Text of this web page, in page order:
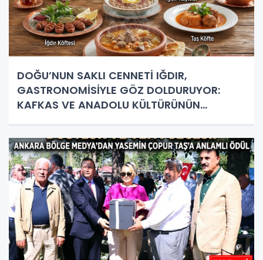
DOĞU’NUN SAKLI CENNETİ IĞDIR,
GASTRONOMİSİYLE GÖZ DOLDURUYOR:
KAFKAS VE ANADOLU KÜLTÜRÜNÜN